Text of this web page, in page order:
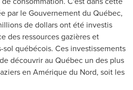
par le Gouvernement du Québec,
de dollars ont été investis
des ressources gazières et
sol québécois. Ces investissements
découvrir au Québec un des plus
en Amérique du Nord, soit les